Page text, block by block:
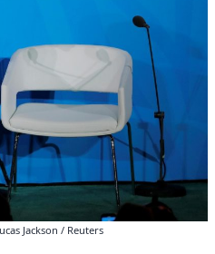
Jackson / Reuters